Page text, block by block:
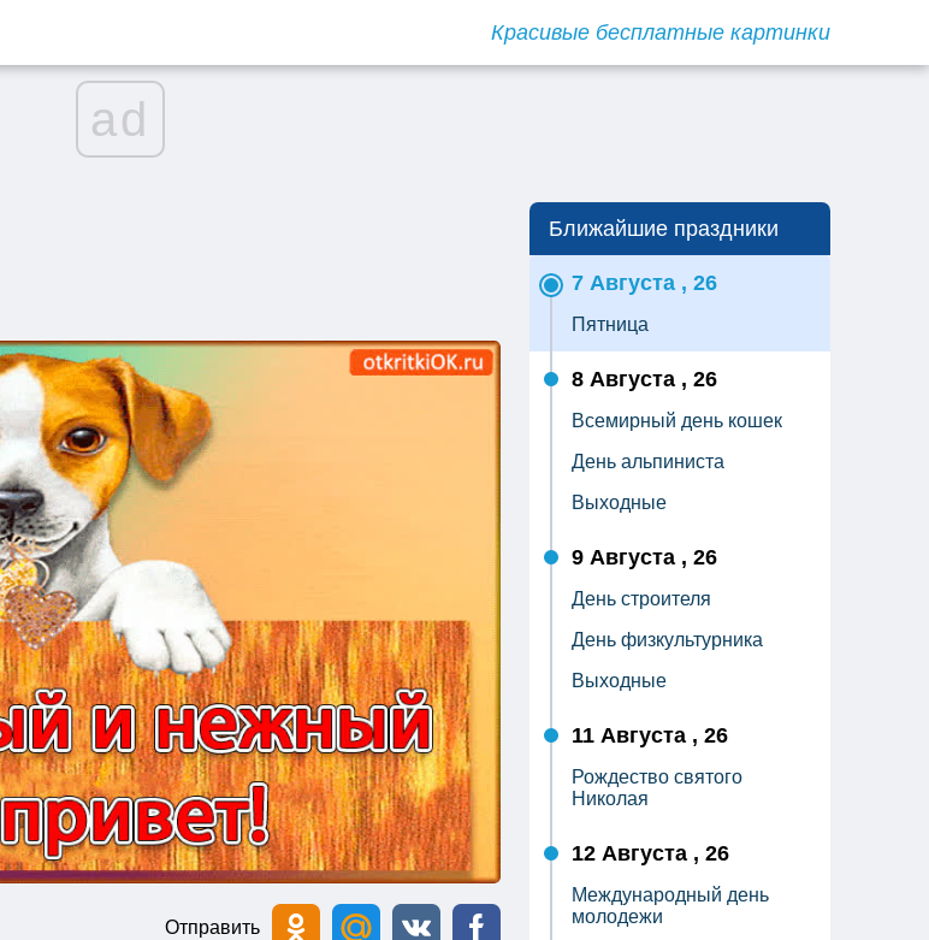
Красивые бесплатные картинки
ad
Отправить
Ближайшие праздники
7 Августа , 26
Пятница
8 Августа , 26
Всемирный день кошек
День альпиниста
Выходные
9 Августа , 26
День строителя
День физкультурника
Выходные
11 Августа , 26
Рождество святого
Николая
12 Августа , 26
Международный день
молодежи